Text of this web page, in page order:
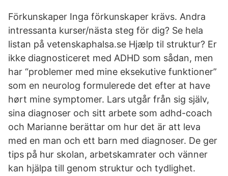
Förkunskaper Inga förkunskaper krävs. Andra
intressanta kurser/nästa steg för dig? Se hela
listan på vetenskaphalsa.se Hjælp til struktur? Er
ikke diagnosticeret med ADHD som sådan, men
har “problemer med mine eksekutive funktioner”
som en neurolog formulerede det efter at have
hørt mine symptomer. Lars utgår från sig själv,
sina diagnoser och sitt arbete som adhd-coach
och Marianne berättar om hur det är att leva
med en man och ett barn med diagnoser. De ger
tips på hur skolan, arbetskamrater och vänner
kan hjälpa till genom struktur och tydlighet.